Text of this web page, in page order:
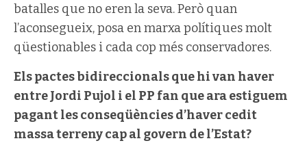
batalles que no eren la seva. Però quan
l’aconsegueix, posa en marxa polítiques molt
qüestionables i cada cop més conservadores.
Els pactes bidireccionals que hi van haver
entre Jordi Pujol i el PP fan que ara estiguem
pagant les conseqüències d’haver cedit
massa terreny cap al govern de l’Estat?